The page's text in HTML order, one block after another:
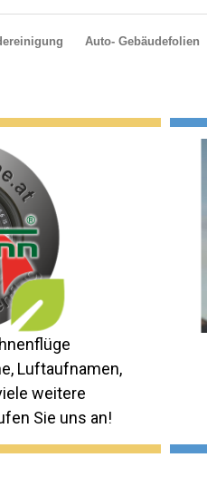
Auto- Gebäudefolien
Luftaufnamen,
weitere
Sie uns an!